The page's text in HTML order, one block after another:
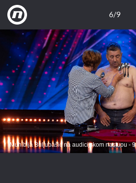
6/9
Muhibija Buljubašić na audicijskom nastupu - 9